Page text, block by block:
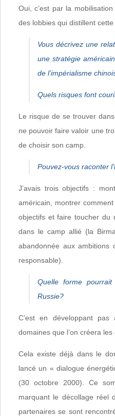
Oui, c’est par la
des lobbies qui distillent
Vous décrivez une
une stratégie
de l’impérialisme
Quels risques font
Le risque de se trouver
ne pouvoir faire valoir une
de choisir son camp.
Pouvez-vous raconter
J’avais trois objectifs :
américain, montrer
objectifs et faire toucher du
dans le camp allié (la
abandonnée aux ambitions
responsable).
Quelle forme
Russie?
C’est en développant
domaines que l’on créera
Cela existe déjà dans le
lancé un « dialogue
(30 octobre 2000). Ce
marquant le décollage réel
partenaires se sont